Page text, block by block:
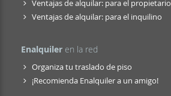
Ventajas de alquilar: para el propietario
Ventajas de alquilar: para el inquilino
Enalquiler en la red
Organiza tu traslado de piso
¡Recomienda Enalquiler a un amigo!